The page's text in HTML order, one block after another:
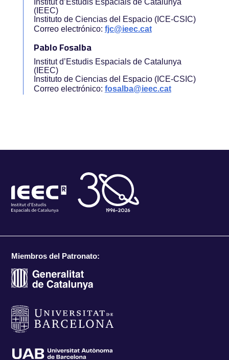
Institut d’Estudis Espacials de Catalunya
(IEEC)
Instituto de Ciencias del Espacio (ICE-CSIC)
Correo electrónico: fjc@ieec.cat
Pablo Fosalba
Institut d’Estudis Espacials de Catalunya
(IEEC)
Instituto de Ciencias del Espacio (ICE-CSIC)
Correo electrónico: fosalba@ieec.cat
Miembros del Patronato: